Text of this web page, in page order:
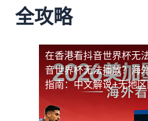
全攻略
在香港看抖音世界杯无
音世界杯无法播放？海
指南：中文解说+无地